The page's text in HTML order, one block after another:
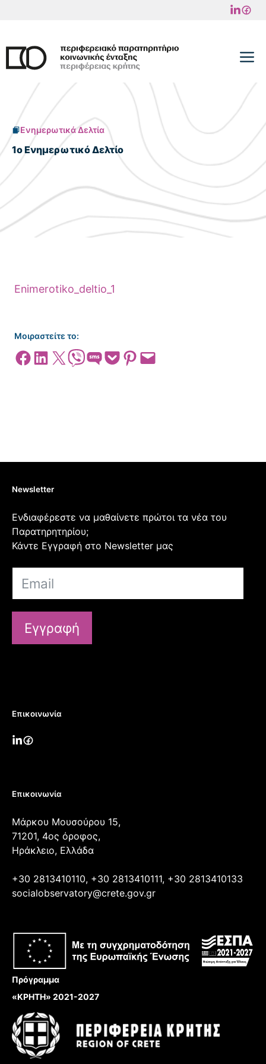
περιεχόμενο
Ενημερωτικά Δελτία
1o Ενημερωτικό Δελτίο
Enimerotiko_deltio_1
Μοιραστείτε το:
Share on Facebook
Share on LinkedIn
Share on X Share on ViberShare on SMSShare on Pocket
Share on Pinterest
Email this Page
Newsletter
Ενδιαφέρεστε να μαθαίνετε πρώτοι τα νέα του
Παρατηρητηρίου;
Κάντε Εγγραφή στο Newsletter μας
Εγγραφή
Επικοινωνία
Επικοινωνία
Μάρκου Μουσούρου 15,
71201, 4ος όροφος,
Ηράκλειο, Ελλάδα
+30 2813410110, +30 2813410111, +30 2813410133
socialobservatory@crete.gov.gr
Πρόγραμμα
«ΚΡΗΤΗ» 2021-2027